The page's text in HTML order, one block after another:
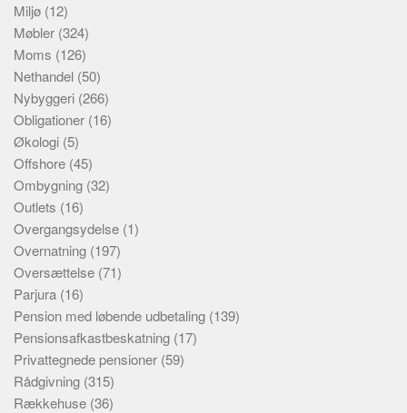
Miljø (12)
Møbler (324)
Moms (126)
Nethandel (50)
Nybyggeri (266)
Obligationer (16)
Økologi (5)
Offshore (45)
Ombygning (32)
Outlets (16)
Overgangsydelse (1)
Overnatning (197)
Oversættelse (71)
Parjura (16)
Pension med løbende udbetaling (139)
Pensionsafkastbeskatning (17)
Privattegnede pensioner (59)
Rådgivning (315)
Rækkehuse (36)